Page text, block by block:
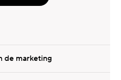
de marketing